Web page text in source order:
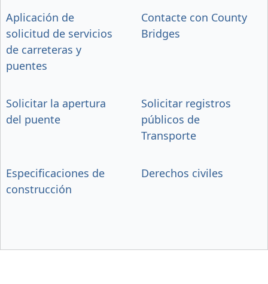
Aplicación de
solicitud de servicios
de carreteras y
puentes
Contacte con County
Bridges
Solicitar la apertura
del puente
Solicitar registros
públicos de
Transporte
Especificaciones de
construcción
Derechos civiles